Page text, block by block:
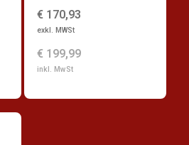
€ 170,93
exkl. MWSt
€ 199,99
inkl. MwSt